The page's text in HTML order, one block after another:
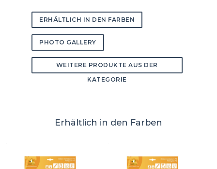
ERHÄLTLICH IN DEN FARBEN
PHOTO GALLERY
WEITERE PRODUKTE AUS DER
KATEGORIE
Erhältlich in den Farben